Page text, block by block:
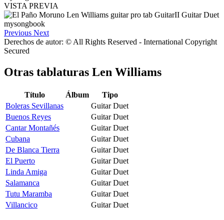
VISTA PREVIA
Previous Next
Derechos de autor: © All Rights Reserved - International Copyright
Secured
Otras tablaturas Len Williams
Título Álbum
Tipo
Boleras Sevillanas
Guitar Duet
Buenos Reyes
Guitar Duet
Cantar Montañés
Guitar Duet
Cubana
Guitar Duet
De Blanca Tierra
Guitar Duet
El Puerto
Guitar Duet
Linda Amiga
Guitar Duet
Salamanca
Guitar Duet
Tutu Maramba
Guitar Duet
Villancico
Guitar Duet